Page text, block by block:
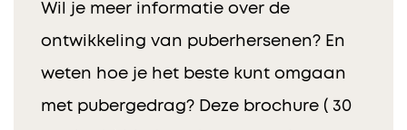
Wil je meer informatie over de
ontwikkeling van puberhersenen? En
weten hoe je het beste kunt omgaan
met pubergedrag? Deze brochure ( 30